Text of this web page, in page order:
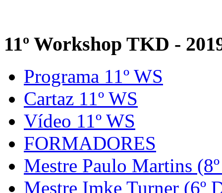
11º Workshop TKD -
Programa 11º WS
Cartaz 11º WS
Vídeo 11º WS
FORMADORES
Mestre Paulo Martins
Mestre Imke Turner (6º